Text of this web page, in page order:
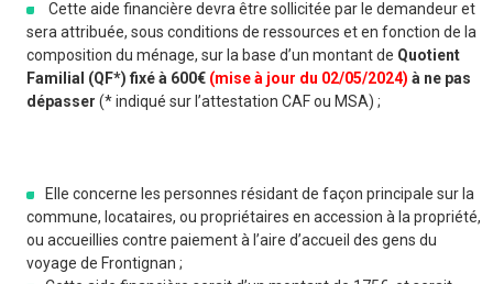
Cette aide financière devra être sollicitée par le demandeur et
sera attribuée, sous conditions de ressources et en fonction de la
composition du ménage, sur la base d’un montant de Quotient
Familial (QF*) fixé à 600€ (mise à jour du 02/05/2024) à ne pas
dépasser (* indiqué sur l’attestation CAF ou MSA) ;
Elle concerne les personnes résidant de façon principale sur la
commune, locataires, ou propriétaires en accession à la propriété,
ou accueillies contre paiement à l’aire d’accueil des gens du
voyage de Frontignan ;